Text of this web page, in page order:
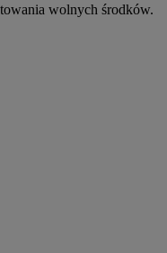
wolnych środków.